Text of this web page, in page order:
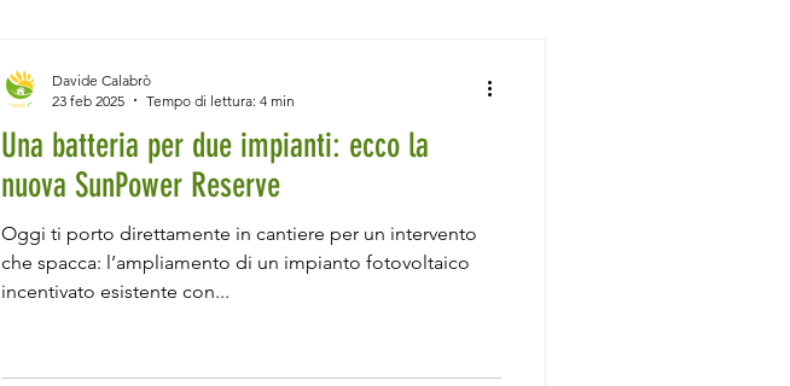
Una batteria per due impianti: ecco la
nuova SunPower Reserve
Oggi ti porto direttamente in cantiere per un intervento
che spacca: l’ampliamento di un impianto fotovoltaico
incentivato esistente con...
Davide Calabrò
23 feb 2025
Tempo di lettura: 4 min